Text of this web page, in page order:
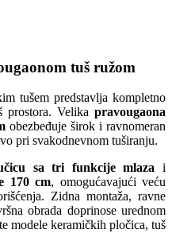
tuš ružom
tušem predstavlja kompletno
prostora. Velika pravougaona
obezbeđuje širok i ravnomeran
pri svakodnevnom tuširanju.
sa tri funkcije mlaza i
170 cm, omogućavajući veću
Zidna montaža, ravne
obrada doprinose urednom
modele keramičkih pločica, tuš